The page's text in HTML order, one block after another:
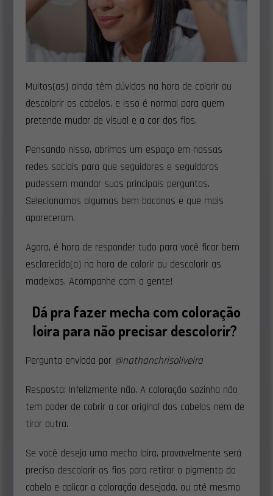
Muitos(as) ainda têm dúvidas na hora de colorir ou
descolorir os cabelos, e isso é normal para quem
pretende mudar de visual e a cor dos fios.
Pensando nisso, abrimos um espaço em nossas
redes sociais para que seguidores e seguidoras
pudessem mandar suas principais perguntas.
Selecionamos algumas bem bacanas e que mais
apareceram.
Agora, é hora de responder tudo para você ficar bem
esclarecido(a) na hora de colorir ou descolorir as
madeixas. Acompanhe com a gente!
Dá pra fazer mecha com coloração
loira para não precisar descolorir?
Pergunta enviada por @nathanchrisoliveira
Resposta: Infelizmente não. A coloração sozinha não
tem poder de cobrir a cor original dos cabelos nem de
tirar outra.
Se você deseja uma mecha loira, provavelmente será
preciso descolorir os fios para retirar o pigmento do
cabelo e aplicar a coloração desejada, ou até mesmo